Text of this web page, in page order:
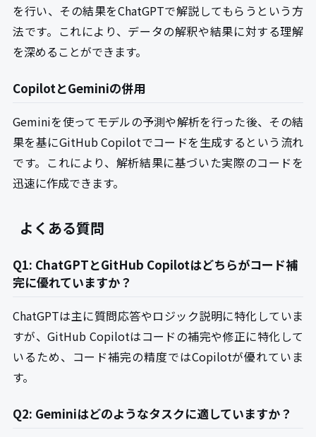
を行い、その結果をChatGPTで解説してもらうという方
法です。これにより、データの解釈や結果に対する理解
を深めることができます。
CopilotとGeminiの併用
Geminiを使ってモデルの予測や解析を行った後、その結
果を基にGitHub Copilotでコードを生成するという流れ
です。これにより、解析結果に基づいた実際のコードを
迅速に作成できます。
よくある質問
Q1: ChatGPTとGitHub Copilotはどちらがコード補
完に優れていますか？
ChatGPTは主に質問応答やロジック説明に特化していま
すが、GitHub Copilotはコードの補完や修正に特化して
いるため、コード補完の精度ではCopilotが優れていま
す。
Q2: Geminiはどのようなタスクに適していますか？